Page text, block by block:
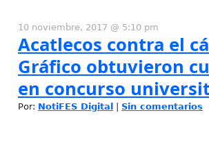
10 noviembre, 2017 @ 5:10 pm
Acatlecos contra el
Gráfico obtuvieron
en concurso
Por: NotiFES Digital Sin comentarios